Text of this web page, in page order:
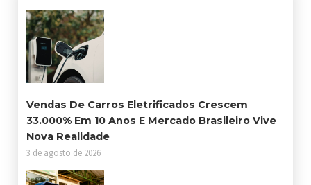
Vendas De Carros Eletrificados Crescem
33.000% Em 10 Anos E Mercado Brasileiro Vive
Nova Realidade
3 de agosto de 2026